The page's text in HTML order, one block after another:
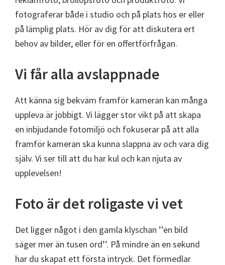
fotograferar både i studio och på plats hos er eller
på lämplig plats. Hör av dig för att diskutera ert
behov av bilder, eller för en offertförfrågan.
Vi får alla avslappnade
Att känna sig bekväm framför kameran kan många
uppleva är jobbigt. Vi lägger stor vikt på att skapa
en inbjudande fotomiljö och fokuserar på att alla
framför kameran ska kunna slappna av och vara dig
själv. Vi ser till att du har kul och kan njuta av
upplevelsen!
Foto är det roligaste vi vet
Det ligger något i den gamla klyschan ’’en bild
säger mer än tusen ord’’. På mindre än en sekund
har du skapat ett första intryck. Det förmedlar